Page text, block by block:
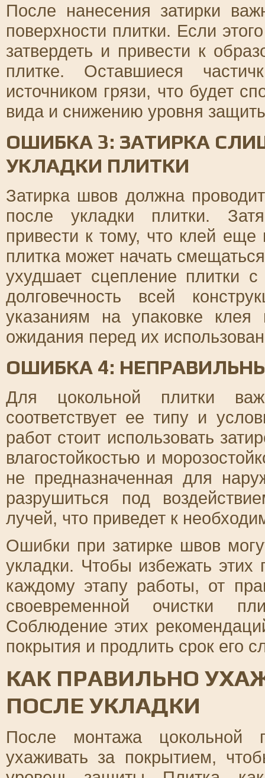
После нанесения затирки
поверхности плитки. Если
затвердеть и привести к
плитке. Оставшиеся
источником грязи, что будет
вида и снижению уровня
ОШИБКА 3: ЗАТИРКА
УКЛАДКИ ПЛИТКИ
Затирка швов должна
после укладки плитки.
привести к тому, что клей
плитка может начать
ухудшает сцепление плитки
долговечность всей
указаниям на упаковке клея
ожидания перед их
ОШИБКА 4:
Для цокольной плитки
соответствует ее типу и
работ стоит использовать
влагостойкостью и
не предназначенная для
разрушиться под
лучей, что приведет к
Ошибки при затирке швов
укладки. Чтобы избежать
каждому этапу работы, от
своевременной очистки
Соблюдение этих
покрытия и продлить срок его
КАК ПРАВИЛЬНО
ПОСЛЕ УКЛАДКИ
После монтажа цокольной
ухаживать за покрытием,